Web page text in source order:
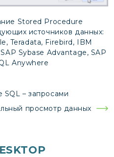
Stored Procedure
источников данных:
Teradata, Firebird, IBM
Sybase Advantage, SAP
Anywhere
SQL – запросами
просмотр данных